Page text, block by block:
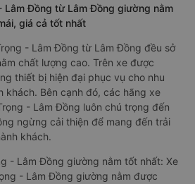
Lâm Đồng từ Lâm Đồng giường nằm
giá cả tốt nhất
- Lâm Đồng từ Lâm Đồng đều sở
chất lượng cao. Trên xe được
thiết bị hiện đại phục vụ cho nhu
khách. Bên cạnh đó, các hãng xe
- Lâm Đồng luôn chú trọng đến
ngừng cải thiện để mang đến trải
khách.
- Lâm Đồng giường nằm tốt nhất: Xe
- Lâm Đồng giường nằm được